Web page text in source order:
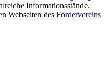
Informationsstände.
Webseiten des Fördervereins